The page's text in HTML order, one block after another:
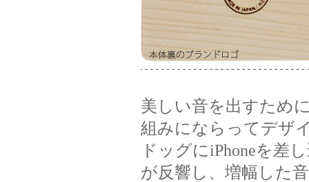
美しい音を出すため
組みにならってデザ
ドッグにiPhoneを差
が反響し、増幅した